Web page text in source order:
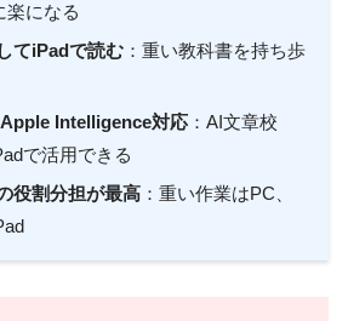
楽になる
てiPadで読む ：重い教科書を持ち歩
Intelligence対応 ：AI文章校
で活用できる
役割分担が最高 ：重い作業はPC、